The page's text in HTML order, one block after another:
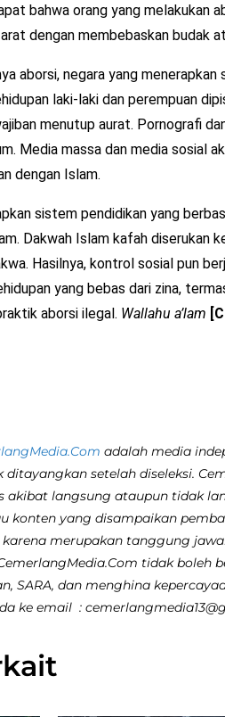
bahwa orang yang melakukan
dengan membebaskan budak
aborsi, negara yang
laki-laki dan perempuan
menutup aurat. Pornografi
Media massa dan media sosial
dengan Islam.
sistem pendidikan yang
Dakwah Islam kafah diserukan
Hasilnya, kontrol sosial pun
yang bebas dari zina,
aborsi ilegal. Wallahu a’lam
adalah media
setelah diseleksi.
langsung ataupun tidak
konten yang disampaikan
karena merupakan tanggung
tidak boleh
SARA, dan menghina
ke email :